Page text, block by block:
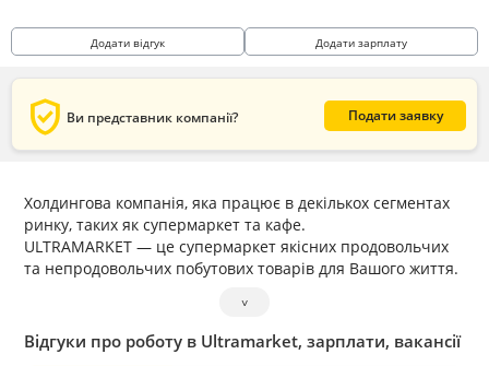
Додати відгук Додати зарплату
verified_user Ви представник компанії? Подати заявку
Холдингова компанія, яка працює в декількох сегментах
ринку, таких як супермаркет та кафе.
ULTRAMARKET — це супермаркет якісних продовольчих
та непродовольчих побутових товарів для Вашого життя.
˅
Відгуки про роботу в Ultramarket, зарплати, вакансії